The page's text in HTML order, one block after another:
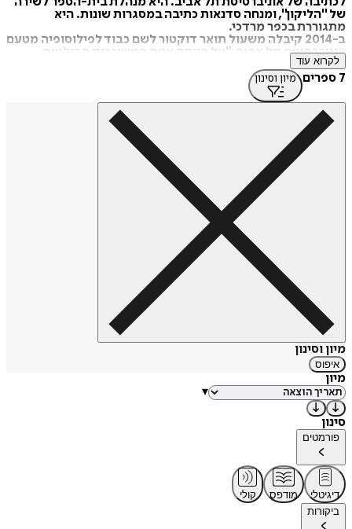
של "הליקון", ומנחה סדנאות כתיבה במסגרות שונות. היא
מתגוררת בכפר מרדכי.
ב-2014 קיבלה משעול תואר דוקטור לשם כבוד לפילוסופיה מטעם
אוניברסיטת תל אביב, "על היותה אחת המשוררות הבולטות
והאהובות בישראל; על תרומתה האדירה להעשרת התרבות
הישראלית; ועל הסיפורת הכנה פרי עטה, המתארת את המצב
האנושי ואת החיים תוך שהיא מטביעה בקורא חותם רגשי בל
יימחה". כמו כן, ב-2014 זכתה משעול בפרס הבינלאומי היוקרתי
לשירה LERICIPEA באיטליה.
לקרוא עוד
7 ספרים מיון וסינון
מיון וסינון
איפוס
מיון
▾
סינון
פורמטים
דיגיטלי מודפס
קולי
ביקורות